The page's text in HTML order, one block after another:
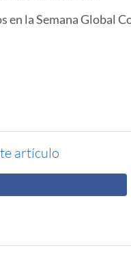
en la Semana Global
artículo